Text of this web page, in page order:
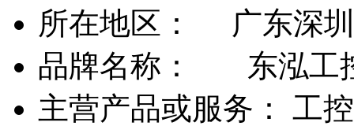
所在地区： 广东深
品牌名称： 东泓工
主营产品或服务： 工